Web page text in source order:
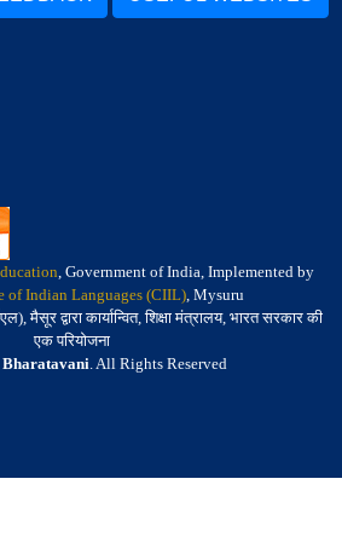
, Government of India, Implemented by
of Indian Languages (CIIL), Mysuru
मैसूर द्वारा कार्यान्वित, शिक्षा मंत्रालय, भारत सरकार की
एक परियोजना
Bharatavani. All Rights Reserved